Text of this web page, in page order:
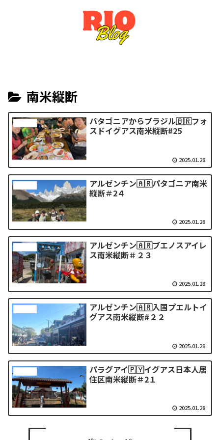
南米縦断
パタゴニアからブラジル🇧🇷フォ
スドイグアス南米縦断#25
2025.01.28
アルゼンチン🇦🇷パタゴニア南米
縦断＃2４
2025.01.28
アルゼンチン🇦🇷ブエノスアイレ
ス南米縦断＃２３
2025.01.28
アルゼンチン🇦🇷入国プエルトイ
グアス南米縦断#２２
2025.01.28
パラグアイ🇵🇾イグアス日本人居
住区南米縦断＃2１
2025.01.28